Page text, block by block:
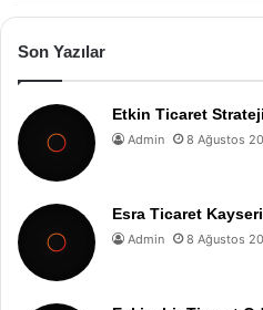
Son Yazılar
Etkin Ticaret
Admin 8 Ağustos
Esra Ticaret
Admin 8 Ağustos